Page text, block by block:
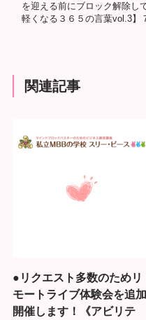
を迎える前にブロック解除し
軽くなる３６５の言葉vol.3】
関連記事
●リクエスト多数のためリ
モートライブ体験会を追加
開催します！《アビリテ